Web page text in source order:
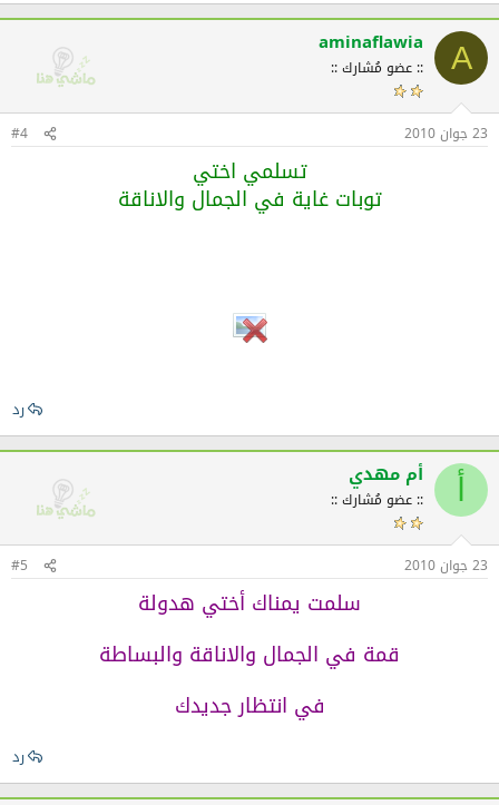
A
aminaflawia
:: عضو مُشارك ::
23 جوان 2010 #4
تسلمي اختي
توبات غاية في الجمال والاناقة
رد
أم مهدي
:: عضو مُشارك ::
23 جوان 2010 #5
سلمت يمناك أختي هدولة
قمة في الجمال والاناقة والبساطة
في انتظار جديدك
رد